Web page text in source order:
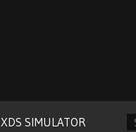
XDS SIMULATOR